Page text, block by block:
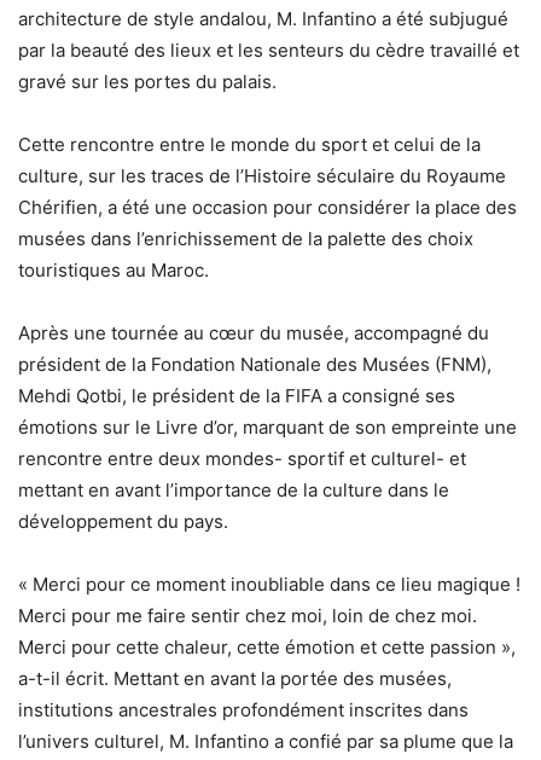
architecture de style andalou, M. Infantino a été subjugué
par la beauté des lieux et les senteurs du cèdre travaillé et
gravé sur les portes du palais.
Cette rencontre entre le monde du sport et celui de la
culture, sur les traces de l’Histoire séculaire du Royaume
Chérifien, a été une occasion pour considérer la place des
musées dans l’enrichissement de la palette des choix
touristiques au Maroc.
Après une tournée au cœur du musée, accompagné du
président de la Fondation Nationale des Musées (FNM),
Mehdi Qotbi, le président de la FIFA a consigné ses
émotions sur le Livre d’or, marquant de son empreinte une
rencontre entre deux mondes- sportif et culturel- et
mettant en avant l’importance de la culture dans le
développement du pays.
« Merci pour ce moment inoubliable dans ce lieu magique !
Merci pour me faire sentir chez moi, loin de chez moi.
Merci pour cette chaleur, cette émotion et cette passion »,
a-t-il écrit. Mettant en avant la portée des musées,
institutions ancestrales profondément inscrites dans
l’univers culturel, M. Infantino a confié par sa plume que la